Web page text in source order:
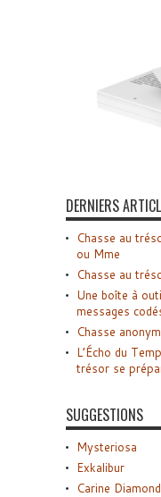
DERNIERS
Chasse au
ou Mme
Chasse au
Une boîte à
messages
Chasse
L’Écho du
trésor se
SUGGESTIONS
Mysteriosa
Exkalibur
Carine Diamond